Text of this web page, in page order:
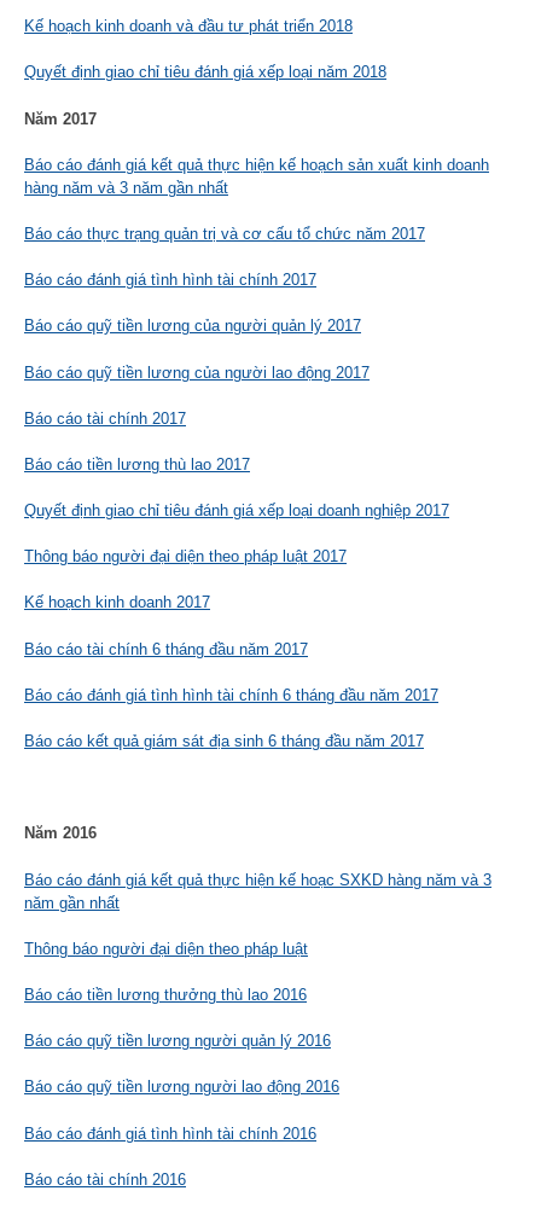
Kế hoạch kinh doanh và đầu tư phát triển 2018
Quyết định giao chỉ tiêu đánh giá xếp loại năm 2018
Năm 2017
Báo cáo đánh giá kết quả thực hiện kế hoạch sản xuất kinh doanh
hàng năm và 3 năm gần nhất
Báo cáo thực trạng quản trị và cơ cấu tổ chức năm 2017
Báo cáo đánh giá tình hình tài chính 2017
Báo cáo quỹ tiền lương của người quản lý 2017
Báo cáo quỹ tiền lương của người lao động 2017
Báo cáo tài chính 2017
Báo cáo tiền lương thù lao 2017
Quyết định giao chỉ tiêu đánh giá xếp loại doanh nghiệp 2017
Thông báo người đại diện theo pháp luật 2017
Kế hoạch kinh doanh 2017
Báo cáo tài chính 6 tháng đầu năm 2017
Báo cáo đánh giá tình hình tài chính 6 tháng đầu năm 2017
Báo cáo kết quả giám sát địa sinh 6 tháng đầu năm 2017
Năm 2016
Báo cáo đánh giá kết quả thực hiện kế hoạc SXKD hàng năm và 3
năm gần nhất
Thông báo người đại diện theo pháp luật
Báo cáo tiền lương thưởng thù lao 2016
Báo cáo quỹ tiền lương người quản lý 2016
Báo cáo quỹ tiền lương người lao động 2016
Báo cáo đánh giá tình hình tài chính 2016
Báo cáo tài chính 2016